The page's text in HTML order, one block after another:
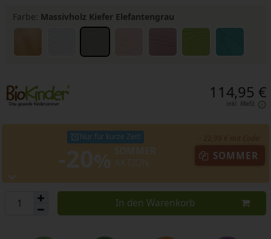
Farbe: Massivholz Kiefer Elefantengrau
114,95 €
inkl. MwSt.
Nur für kurze Zeit!
SOMMER
In den Warenkorb